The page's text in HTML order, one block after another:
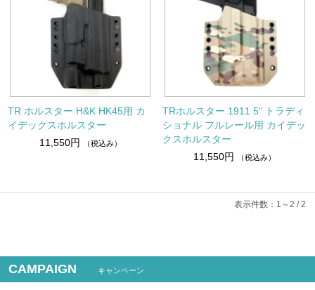
TR ホルスター H&K HK45用 カ
イデックスホルスター
11,550円
（税込み）
TRホルスター 1911 5" トラディ
ショナル フルレール用 カイデッ
クスホルスター
11,550円
（税込み）
表示件数：1～2 / 2
CAMPAIGN キャンペーン